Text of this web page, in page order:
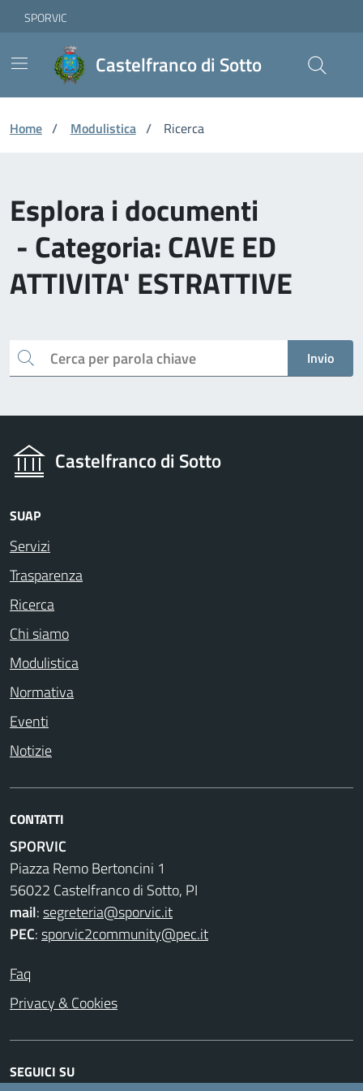
Skip to Main Content
Vai ai contenuti
Vai al footer
SPORVIC
Castelfranco di Sotto
Home / Modulistica / Ricerca
Esplora i documenti
- Categoria: CAVE ED
ATTIVITA' ESTRATTIVE
Cerca Invio
Castelfranco di Sotto
SUAP
Servizi
Trasparenza
Ricerca
Chi siamo
Modulistica
Normativa
Eventi
Notizie
CONTATTI
SPORVIC
Piazza Remo Bertoncini 1
56022 Castelfranco di Sotto, PI
mail:segreteria@sporvic.it
PEC:sporvic2community@pec.it
Faq
Privacy & Cookies
SEGUICI SU